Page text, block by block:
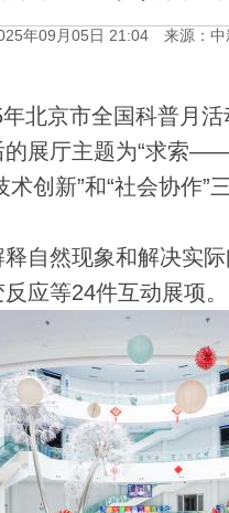
年09月05日 21:04 来源：中
京市全国科普月活
展厅主题为“求索
创新”和“社会协作”
然现象和解决实际
应等24件互动展项。